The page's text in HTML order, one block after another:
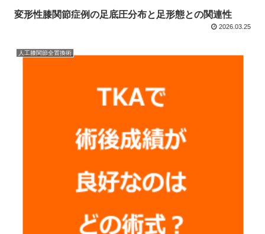
変形性膝関節症例の足底圧分布と足形態との関連性
2026.03.25
人工膝関節全置換術